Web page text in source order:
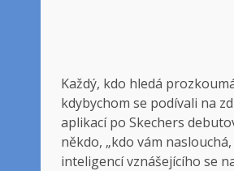
Každý, kdo hledá
kdybychom se podívali na
aplikací po Skechers
někdo, „kdo vám
inteligencí vznášejícího se